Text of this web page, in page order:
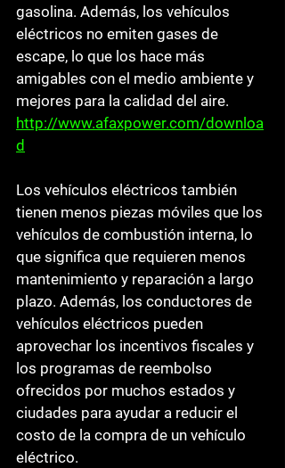
gasolina. Además, los vehículos
eléctricos no emiten gases de
escape, lo que los hace más
amigables con el medio ambiente y
mejores para la calidad del aire.
http://www.afaxpower.com/downloa
d
Los vehículos eléctricos también
tienen menos piezas móviles que los
vehículos de combustión interna, lo
que significa que requieren menos
mantenimiento y reparación a largo
plazo. Además, los conductores de
vehículos eléctricos pueden
aprovechar los incentivos fiscales y
los programas de reembolso
ofrecidos por muchos estados y
ciudades para ayudar a reducir el
costo de la compra de un vehículo
eléctrico.